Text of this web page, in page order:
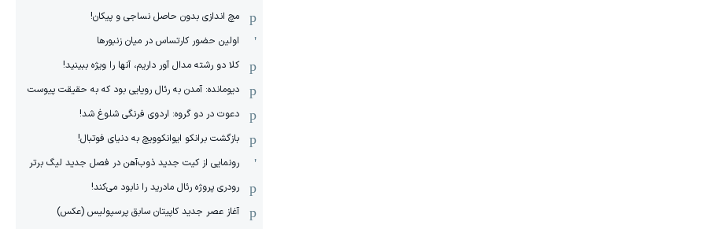
مچ اندازی بدون حاصل نساجی و پیکان!
اولین حضور کارتساس در میان زنبورها
کلا دو‌ رشته مدال آور داریم، آنها را ویژه ببینید!
دیومانده: آمدن به رئال رویایی بود که به حقیقت پیوست
دعوت در دو گروه: اردوی فرنگی شلوغ شد!
بازگشت برانکو ایوانکوویچ به دنیای فوتبال!
رونمایی از کیت جدید ذوب‌آهن در فصل جدید لیگ برتر
رودری پروژه رئال مادرید را نابود می‌کند!
آغاز عصر جدید کاپیتان سابق پرسپولیس (عکس)